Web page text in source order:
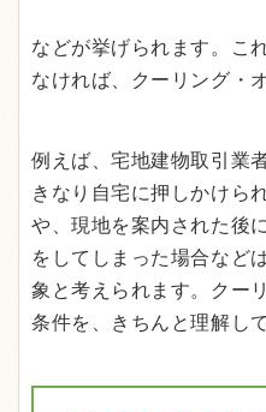
などが挙げられます。こ
なければ、クーリング・
例えば、宅地建物取引業
きなり自宅に押しかけら
や、現地を案内された後
をしてしまった場合など
象と考えられます。クー
条件を、きちんと理解し